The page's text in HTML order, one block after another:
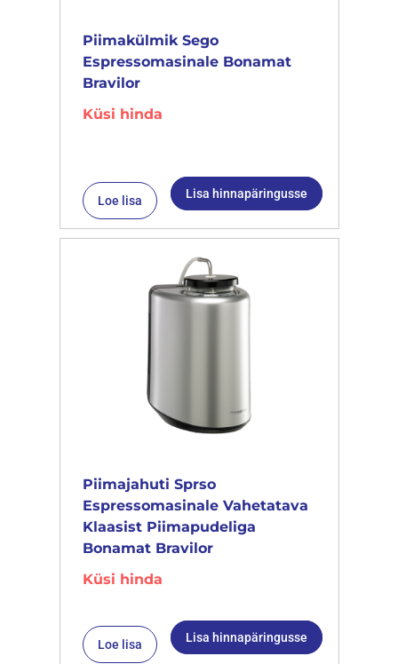
Piimakülmik Sego
Espressomasinale Bonamat
Bravilor
Küsi hinda
Loe lisa Lisa hinnapäringusse
Piimajahuti Sprso
Espressomasinale Vahetatava
Klaasist Piimapudeliga
Bonamat Bravilor
Küsi hinda
Loe lisa Lisa hinnapäringusse